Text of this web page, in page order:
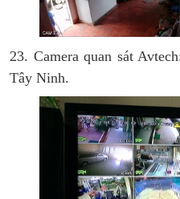
23. Camera quan sát
Tây Ninh.